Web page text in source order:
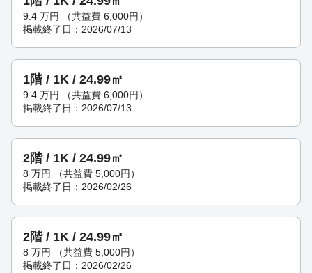
9.4 万円
（共益費 6,000円）
掲載終了日：2026/07/13
1階 / 1K / 24.99㎡
9.4 万円
（共益費 6,000円）
掲載終了日：2026/07/13
2階 / 1K / 24.99㎡
8 万円
（共益費 5,000円）
掲載終了日：2026/02/26
2階 / 1K / 24.99㎡
8 万円
（共益費 5,000円）
掲載終了日：2026/02/26